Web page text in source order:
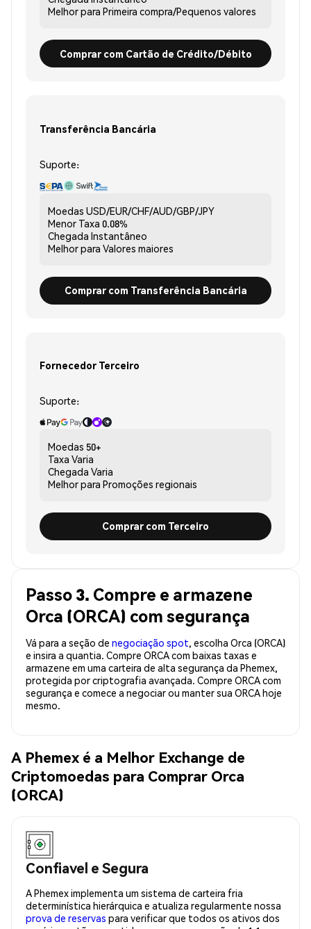
Melhor para Primeira compra/Pequenos valores
Comprar com Cartão de Crédito/Débito
Transferência Bancária
Suporte:
Moedas USD/EUR/CHF/AUD/GBP/JPY
Menor Taxa 0.08%
Chegada Instantâneo
Melhor para Valores maiores
Comprar com Transferência Bancária
Fornecedor Terceiro
Suporte:
Moedas 50+
Taxa Varia
Chegada Varia
Melhor para Promoções regionais
Comprar com Terceiro
Passo 3. Compre e armazene
Orca (ORCA) com segurança
Vá para a seção de negociação spot, escolha Orca (ORCA)
e insira a quantia. Compre ORCA com baixas taxas e
armazene em uma carteira de alta segurança da Phemex,
protegida por criptografia avançada. Compre ORCA com
segurança e comece a negociar ou manter sua ORCA hoje
mesmo.
A Phemex é a Melhor Exchange de
Criptomoedas para Comprar Orca
(ORCA)
Confiavel e Segura
A Phemex implementa um sistema de carteira fria
determinística hierárquica e atualiza regularmente nossa
prova de reservas para verificar que todos os ativos dos